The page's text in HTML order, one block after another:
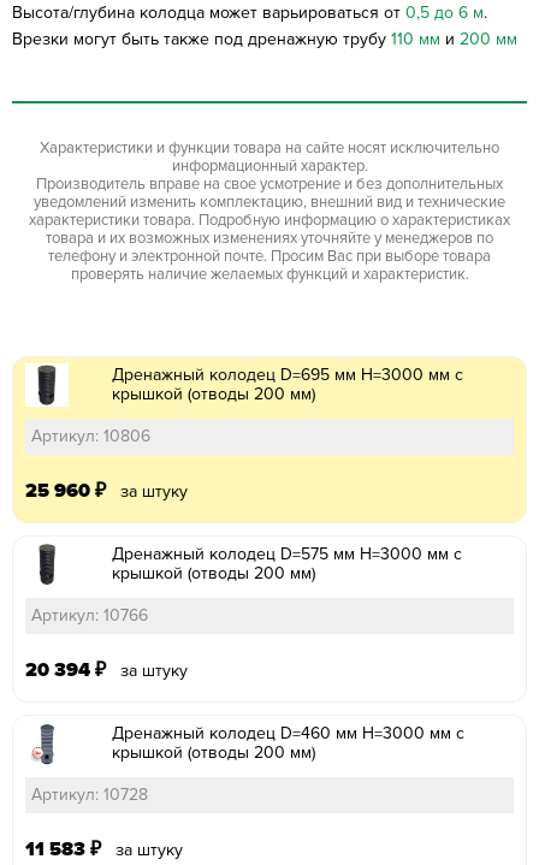
Высота/глубина колодца может варьироваться от 0,5 до 6 м.
Врезки могут быть также под дренажную трубу 110 мм и 200 мм
Характеристики и функции товара на сайте носят исключительно
информационный характер.
Производитель вправе на свое усмотрение и без дополнительных
уведомлений изменить комплектацию, внешний вид и технические
характеристики товара. Подробную информацию о характеристиках
товара и их возможных изменениях уточняйте у менеджеров по
телефону и электронной почте. Просим Вас при выборе товара
проверять наличие желаемых функций и характеристик.
Дренажный колодец D=695 мм H=3000 мм с
крышкой (отводы 200 мм)
Артикул: 10806
25 960 ₽ за штуку
Дренажный колодец D=575 мм H=3000 мм с
крышкой (отводы 200 мм)
Артикул: 10766
20 394 ₽ за штуку
Дренажный колодец D=460 мм H=3000 мм с
крышкой (отводы 200 мм)
Артикул: 10728
11 583 ₽ за штуку